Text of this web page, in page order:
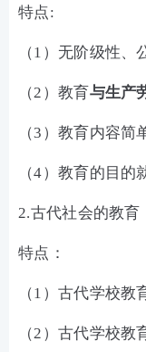
特点:
（1）无阶级性、
（2）教育与生产
（3）教育内容简
（4）教育的目的
2.古代社会的教育
特点：
（1）古代学校
（2）古代学校教